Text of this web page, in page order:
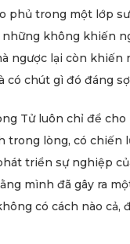
phủ trong một lớp
không khiến
ngược lại còn khiến
có chút gì đó đáng
Tử luôn chỉ để
trong lòng, có chiến
triển sự nghiệp
mình đã gây ra
có cách nào cả,